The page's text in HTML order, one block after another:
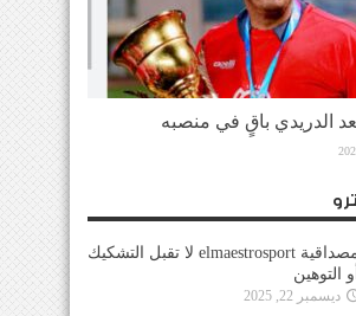
الدريدي باقٍ في منصبه
مصداقية elmaestrosport لا تقبل التشكيك
التوهين
ديسمبر 22, 2025